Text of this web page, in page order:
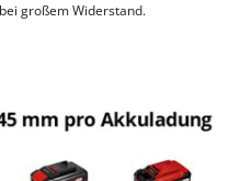
großem Widerstand.